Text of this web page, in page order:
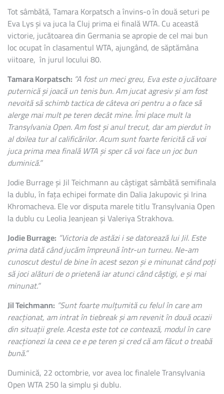
Tot sâmbătă, Tamara Korpatsch a învins-o în două seturi pe
Eva Lys și va juca la Cluj prima ei finală WTA. Cu această
victorie, jucătoarea din Germania se apropie de cel mai bun
loc ocupat în clasamentul WTA, ajungând, de săptămâna
viitoare, în jurul locului 80.
Tamara Korpatsch: ”A fost un meci greu, Eva este o jucătoare
puternică și joacă un tenis bun. Am jucat agresiv și am fost
nevoită să schimb tactica de câteva ori pentru a o face să
alerge mai mult pe teren decât mine. Îmi place mult la
Transylvania Open. Am fost și anul trecut, dar am pierdut în
al doilea tur al calificărilor. Acum sunt foarte fericită că voi
juca prima mea finală WTA și sper că voi face un joc bun
duminică.”
Jodie Burrage și Jil Teichmann au câștigat sâmbătă semifinala
la dublu, în fața echipei formate din Dalia Jakupovic și Irina
Khromacheva. Ele vor disputa marele titlu Transylvania Open
la dublu cu Leolia Jeanjean și Valeriya Strakhova.
Jodie Burrage: ”Victoria de astăzi i se datorează lui Jil. Este
prima dată când jucăm împreună într-un turneu. Ne-am
cunoscut destul de bine în acest sezon și e minunat când poți
să joci alături de o prietenă iar atunci când câștigi, e și mai
minunat.”
Jil Teichmann: ”Sunt foarte mulțumită cu felul în care am
reacționat, am intrat în tiebreak și am revenit în două ocazii
din situații grele. Acesta este tot ce contează, modul în care
reacționezi la ceea ce e pe teren și cred că am făcut o treabă
bună.”
Duminică, 22 octombrie, vor avea loc finalele Transylvania
Open WTA 250 la simplu și dublu.